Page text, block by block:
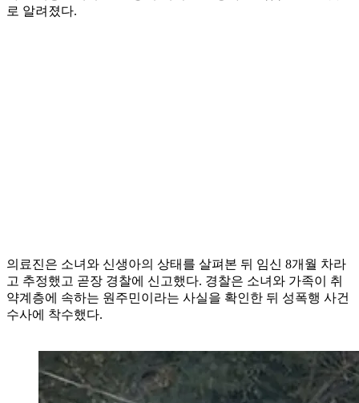
로 알려졌다.
의료진은 소녀와 신생아의 상태를 살펴본 뒤 임신 8개월 차라
고 추정했고 곧장 경찰에 신고했다. 경찰은 소녀와 가족이 취
약계층에 속하는 원주민이라는 사실을 확인한 뒤 성폭행 사건
수사에 착수했다.